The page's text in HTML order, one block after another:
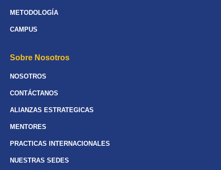
METODOLOGÍA
CAMPUS
Sobre Nosotros
NOSOTROS
CONTÁCTANOS
ALIANZAS ESTRATEGICAS
MENTORES
PRACTICAS INTERNACIONALES
NUESTRAS SEDES